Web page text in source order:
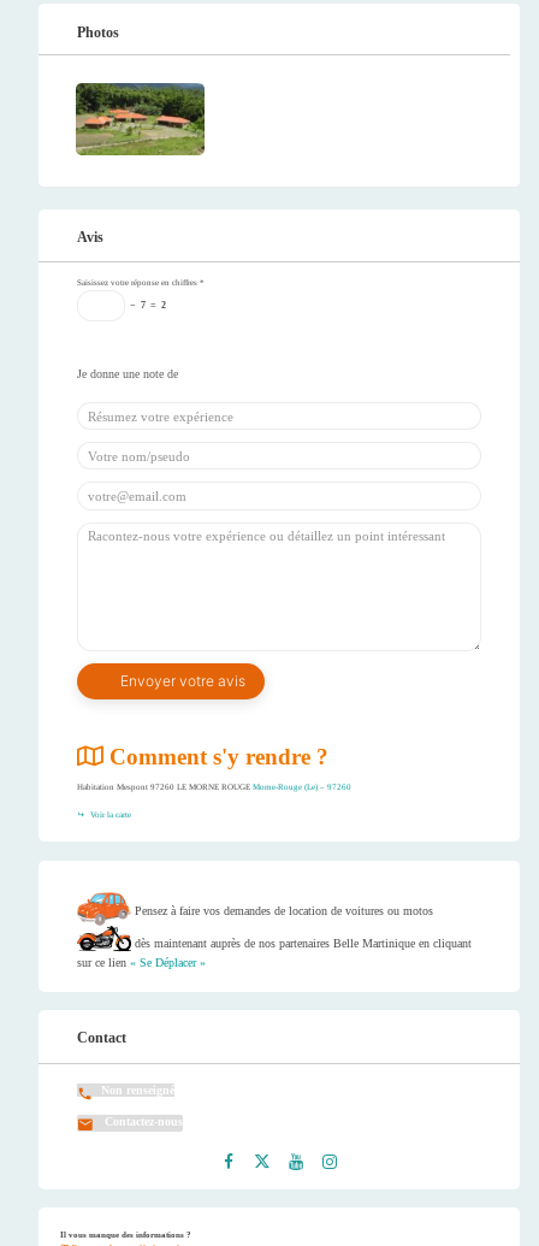
Photos
Avis
Saisissez votre réponse en chiffres *
− 7 = 2
Comment s'y rendre ?
Habitation Mespont 97260 LE MORNE ROUGE Morne-Rouge (Le) – 97260
Voir la carte
Pensez à faire vos demandes de location de voitures ou motos
dès maintenant auprès de nos partenaires Belle Martinique en cliquant
sur ce lien « Se Déplacer »
Contact
Non renseigné
Contactez-nous
Il vous manque des informations ?